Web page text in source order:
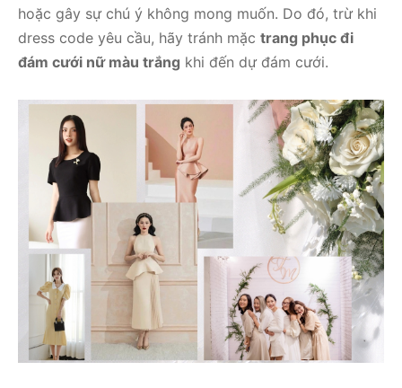
hoặc gây sự chú ý không mong muốn. Do đó, trừ khi
dress code yêu cầu, hãy tránh mặc trang phục đi
đám cưới nữ màu trắng khi đến dự đám cưới.